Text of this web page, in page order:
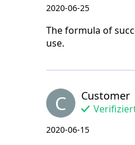
2020-06-25
The formula of
use.
C Customer
2020-06-15